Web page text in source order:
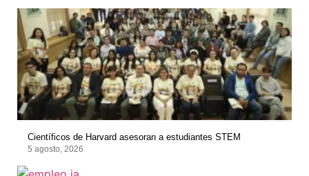
Científicos de Harvard asesoran a estudiantes STEM
5 agosto, 2026